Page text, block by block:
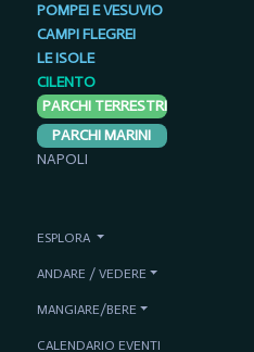
POMPEI E VESUVIO
CAMPI FLEGREI
LE ISOLE
CILENTO
PARCHI TERRESTRI
PARCHI MARINI
NAPOLI
ESPLORA
ANDARE / VEDERE
MANGIARE/BERE
CALENDARIO EVENTI